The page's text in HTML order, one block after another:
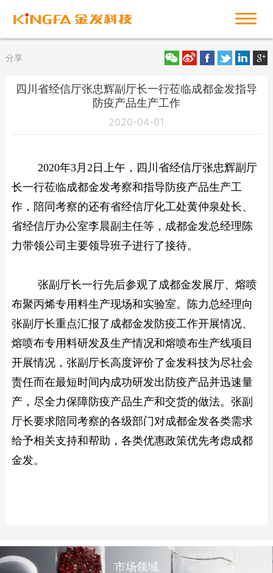
分享
四川省经信厅张忠辉副厅长一行莅临成都金发指导
防疫产品生产工作
2020-04-01
2020年3月2日上午，四川省经信厅张忠辉副厅
长一行莅临成都金发考察和指导防疫产品生产工
作，陪同考察的还有省经信厅化工处黄仲泉处长、
省经信厅办公室李晨副主任等，成都金发总经理陈
力带领公司主要领导班子进行了接待。
张副厅长一行先后参观了成都金发展厅、熔喷
布聚丙烯专用料生产现场和实验室。陈力总经理向
张副厅长重点汇报了成都金发防疫工作开展情况、
熔喷布专用料研发及生产情况和熔喷布生产线项目
开展情况，张副厅长高度评价了金发科技为尽社会
责任而在最短时间内成功研发出防疫产品并迅速量
产，尽全力保障防疫产品生产和交货的做法。张副
厅长要求陪同考察的各级部门对成都金发各类需求
给予相关支持和帮助，各类优惠政策优先考虑成都
金发。
市场领域